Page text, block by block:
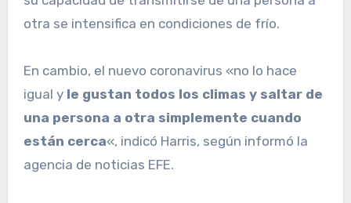
otra se intensifica en condiciones de frío.
En cambio, el nuevo coronavirus «no lo hace
igual y le gustan todos los climas y saltar de
una persona a otra simplemente cuando
están cerca«, indicó Harris, según informó la
agencia de noticias EFE.